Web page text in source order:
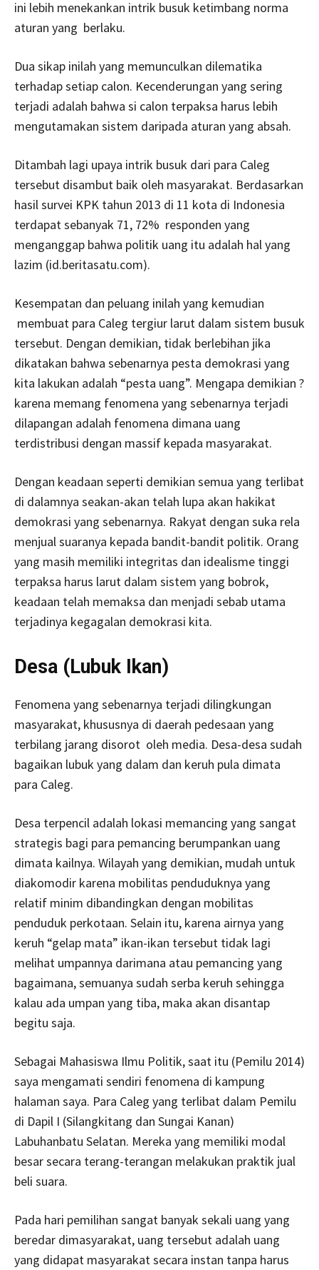
ini lebih menekankan intrik busuk ketimbang norma
aturan yang berlaku.
Dua sikap inilah yang memunculkan dilematika
terhadap setiap calon. Kecenderungan yang sering
terjadi adalah bahwa si calon terpaksa harus lebih
mengutamakan sistem daripada aturan yang absah.
Ditambah lagi upaya intrik busuk dari para Caleg
tersebut disambut baik oleh masyarakat. Berdasarkan
hasil survei KPK tahun 2013 di 11 kota di Indonesia
terdapat sebanyak 71, 72% responden yang
menganggap bahwa politik uang itu adalah hal yang
lazim (id.beritasatu.com).
Kesempatan dan peluang inilah yang kemudian
membuat para Caleg tergiur larut dalam sistem busuk
tersebut. Dengan demikian, tidak berlebihan jika
dikatakan bahwa sebenarnya pesta demokrasi yang
kita lakukan adalah “pesta uang”. Mengapa demikian ?
karena memang fenomena yang sebenarnya terjadi
dilapangan adalah fenomena dimana uang
terdistribusi dengan massif kepada masyarakat.
Dengan keadaan seperti demikian semua yang terlibat
di dalamnya seakan-akan telah lupa akan hakikat
demokrasi yang sebenarnya. Rakyat dengan suka rela
menjual suaranya kepada bandit-bandit politik. Orang
yang masih memiliki integritas dan idealisme tinggi
terpaksa harus larut dalam sistem yang bobrok,
keadaan telah memaksa dan menjadi sebab utama
terjadinya kegagalan demokrasi kita.
Desa (Lubuk Ikan)
Fenomena yang sebenarnya terjadi dilingkungan
masyarakat, khususnya di daerah pedesaan yang
terbilang jarang disorot oleh media. Desa-desa sudah
bagaikan lubuk yang dalam dan keruh pula dimata
para Caleg.
Desa terpencil adalah lokasi memancing yang sangat
strategis bagi para pemancing berumpankan uang
dimata kailnya. Wilayah yang demikian, mudah untuk
diakomodir karena mobilitas penduduknya yang
relatif minim dibandingkan dengan mobilitas
penduduk perkotaan. Selain itu, karena airnya yang
keruh “gelap mata” ikan-ikan tersebut tidak lagi
melihat umpannya darimana atau pemancing yang
bagaimana, semuanya sudah serba keruh sehingga
kalau ada umpan yang tiba, maka akan disantap
begitu saja.
Sebagai Mahasiswa Ilmu Politik, saat itu (Pemilu 2014)
saya mengamati sendiri fenomena di kampung
halaman saya. Para Caleg yang terlibat dalam Pemilu
di Dapil I (Silangkitang dan Sungai Kanan)
Labuhanbatu Selatan. Mereka yang memiliki modal
besar secara terang-terangan melakukan praktik jual
beli suara.
Pada hari pemilihan sangat banyak sekali uang yang
beredar dimasyarakat, uang tersebut adalah uang
yang didapat masyarakat secara instan tanpa harus